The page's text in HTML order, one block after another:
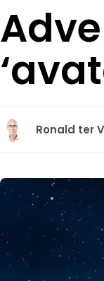
Ronald ter